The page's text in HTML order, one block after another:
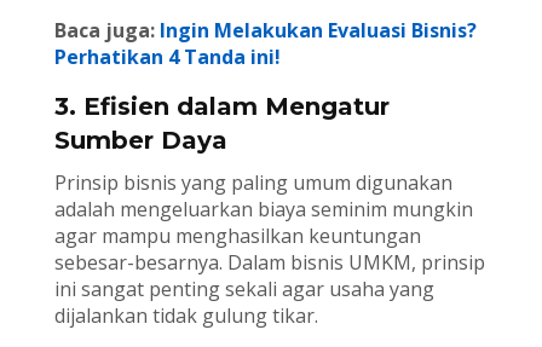
Baca juga: Ingin Melakukan Evaluasi Bisnis?
Perhatikan 4 Tanda ini!
3. Efisien dalam Mengatur
Sumber Daya
Prinsip bisnis yang paling umum digunakan
adalah mengeluarkan biaya seminim mungkin
agar mampu menghasilkan keuntungan
sebesar-besarnya. Dalam bisnis UMKM, prinsip
ini sangat penting sekali agar usaha yang
dijalankan tidak gulung tikar.